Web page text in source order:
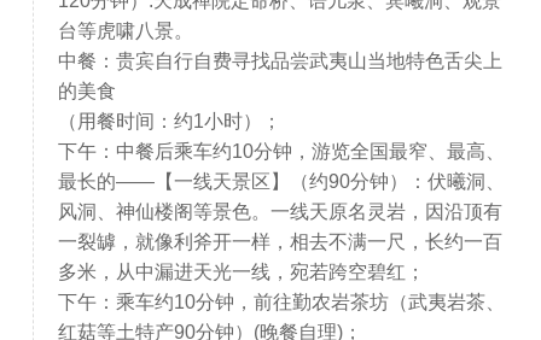
台等虎啸八景。
中餐：贵宾自行自费寻找品尝武夷山当地特色舌尖上
的美食
（用餐时间：约1小时）；
下午：中餐后乘车约10分钟，游览全国最窄、最高、
最长的——【一线天景区】（约90分钟）：伏曦洞、
风洞、神仙楼阁等景色。一线天原名灵岩，因沿顶有
一裂罅，就像利斧开一样，相去不满一尺，长约一百
多米，从中漏进天光一线，宛若跨空碧红；
下午：乘车约10分钟，前往勤农岩茶坊（武夷岩茶、
红菇等土特产90分钟）(晚餐自理)；